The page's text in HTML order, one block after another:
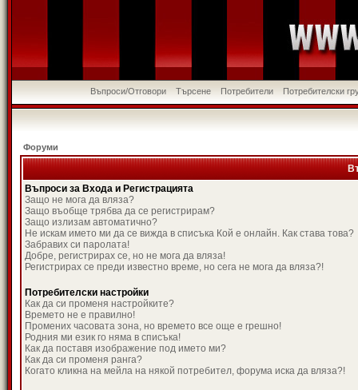
Въпроси/Отговори Търсене Потребители Потребителски
Форуми
Въпроси за Входа и Регистрацията
Защо не мога да вляза?
Защо въобще трябва да се регистрирам?
Защо излизам автоматично?
Не искам името ми да се вижда в списъка Кой е онлайн. Как става това?
Забравих си паролата!
Добре, регистрирах се, но не мога да вляза!
Регистрирах се преди известно време, но сега не мога да вляза?!
Потребителски настройки
Как да си променя настройките?
Времето не е правилно!
Промених часовата зона, но времето все още е грешно!
Родния ми език го няма в списъка!
Как да поставя изображение под името ми?
Как да си променя ранга?
Когато кликна на мейла на някой потребител, форума иска да вляза?!